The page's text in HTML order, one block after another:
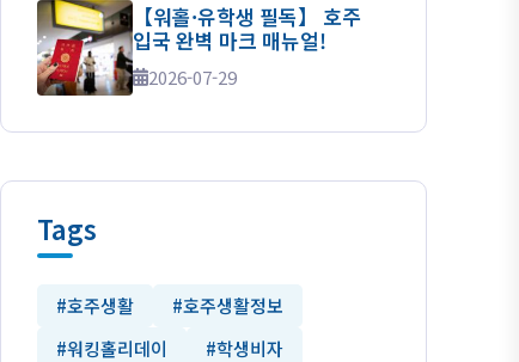
【워홀·유학생 필독】 호주
입국 완벽 마크 매뉴얼!
2026-07-29
Tags
#호주생활
#호주생활정보
#워킹홀리데이
#학생비자